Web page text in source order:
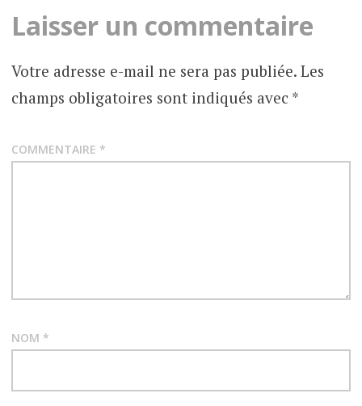
Laisser un commentaire
Votre adresse e-mail ne sera pas publiée. Les
champs obligatoires sont indiqués avec *
COMMENTAIRE *
NOM *